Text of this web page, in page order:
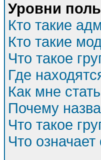
Уровни
Кто такие
Кто такие
Что такое
Где
Как мне
Почему
Что такое
Что